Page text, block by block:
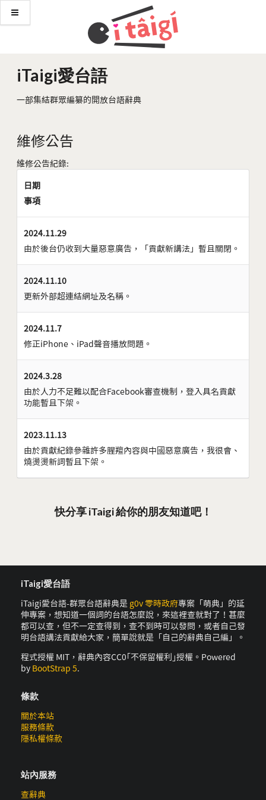
iTaigi愛台語
一部集結群眾編纂的開放台語辭典
維修公告
維修公告紀錄:
日期
事項
2024.11.29
由於後台仍收到大量惡意廣告，「貢獻新講法」暫且關閉。
2024.11.10
更新外部超連結網址及名稱。
2024.11.7
修正iPhone、iPad聲音播放問題。
2024.3.28
由於人力不足難以配合Facebook審查機制，登入具名貢獻
功能暫且下架。
2023.11.13
由於貢獻紀錄參雜許多腥羶內容與中國惡意廣告，我很會、
燒燙燙新詞暫且下架。
快分享 iTaigi 給你的朋友知道吧！
iTaigi愛台語
iTaigi愛台語-群眾台語辭典是 g0v 零時政府專案「萌典」的延
伸專案，想知道一個詞的台語怎麼說，來這裡查就對了！甚麼
都可以查，但不一定查得到，查不到時可以發問，或者自己發
明台語講法貢獻給大家，簡單說就是「自己的辭典自己編」。
程式授權 MIT，辭典內容CC0｢不保留權利｣授權。Powered
by BootStrap 5.
條款
關於本站
服務條款
隱私權條款
站內服務
查辭典